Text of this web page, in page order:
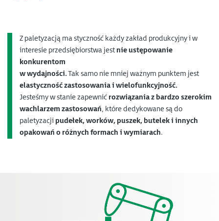
Z paletyzacją ma styczność każdy zakład produkcyjny i w
interesie przedsiębiorstwa jest nie ustępowanie
konkurentom
w wydajności.Tak samo nie mniej ważnym punktem jest
elastyczność zastosowania i wielofunkcyjność.
Jesteśmy w stanie zapewnić rozwiązania z bardzo szerokim
wachlarzem zastosowań, które dedykowane są do
paletyzacji pudełek, worków, puszek, butelek i innych
opakowań o różnych formach i wymiarach.